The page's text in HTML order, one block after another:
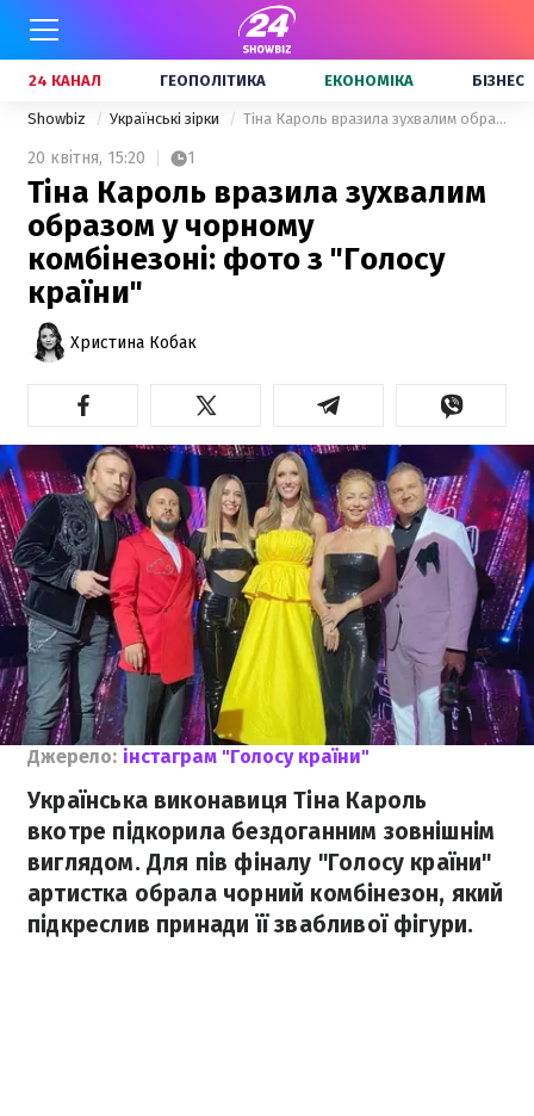
24 КАНАЛ ГЕОПОЛІТИКА ЕКОНОМІКА БІЗНЕС
Showbiz Українські зірки Тіна Кароль вразила зухвалим образом у чорному комбінезоні: фото з "Голосу країни"
20 квітня, 15:20 1
Тіна Кароль вразила зухвалим
образом у чорному
комбінезоні: фото з "Голосу
країни"
Христина Кобак
Джерело: інстаграм "Голосу країни"
Українська виконавиця Тіна Кароль
вкотре підкорила бездоганним зовнішнім
виглядом. Для пів фіналу "Голосу країни"
артистка обрала чорний комбінезон, який
підкреслив принади її звабливої фігури.